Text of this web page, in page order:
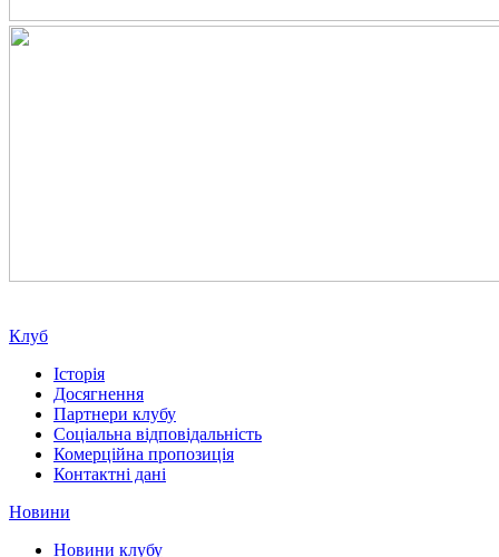
Клуб
Історія
Досягнення
Партнери клубу
Соціальна відповідальність
Комерційна пропозиція
Контактні дані
Новини
Новини клубу